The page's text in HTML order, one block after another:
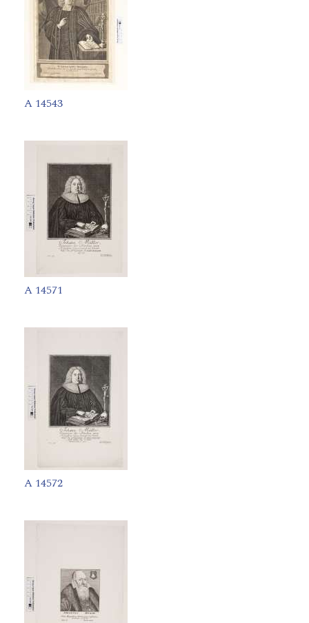
A 14543
A 14571
A 14572